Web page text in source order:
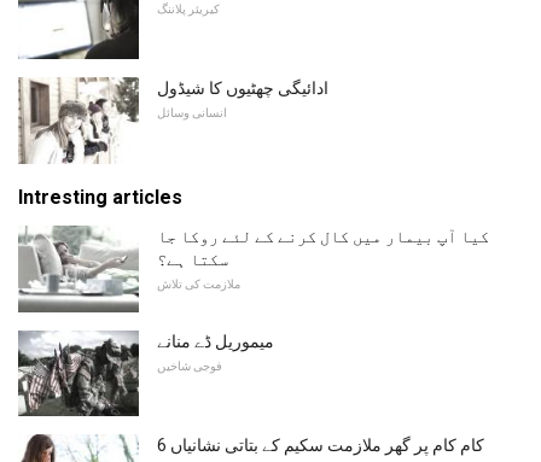
کیریئر پلاننگ
ادائیگی چھٹیوں کا شیڈول
انسانی وسائل
Intresting articles
کیا آپ بیمار میں کال کرنے کے لئے روکا جا
سکتا ہے؟
ملازمت کی تلاش
میموریل ڈے منانے
فوجی شاخیں
6 کام کام پر گھر ملازمت سکیم کے بتاتی نشانیاں